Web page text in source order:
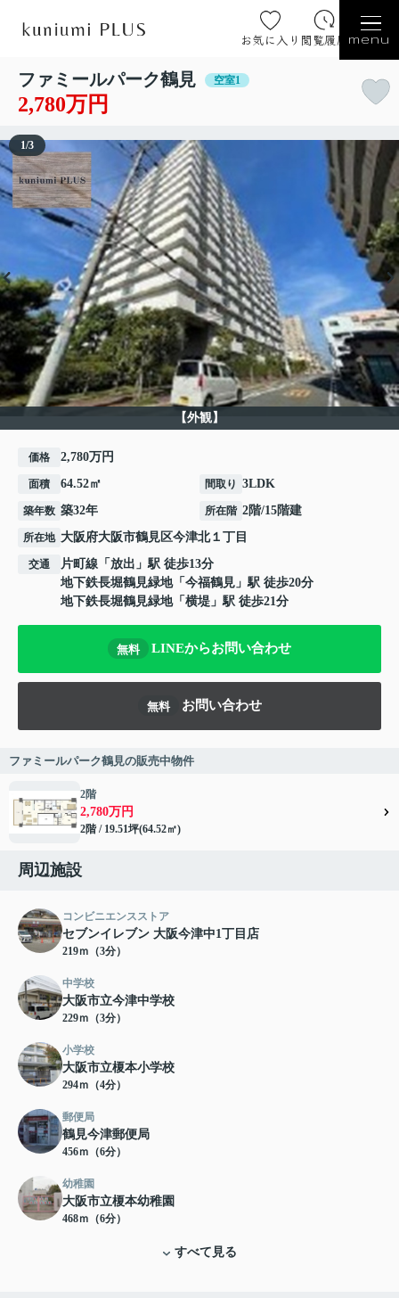
お気に入り 閲覧履歴 menu
ファミールパーク鶴見 空室1
2,780万円
【外観】
1/3
価格 2,780万円
面積 64.52㎡ 間取り 3LDK
築年数 築32年 所在階 2階/15階建
所在地 大阪府大阪市鶴見区今津北１丁目
交通 片町線 「 放出 」駅 徒歩13分
地下鉄長堀鶴見緑地「 今福鶴見 」駅 徒歩20分
地下鉄長堀鶴見緑地「 横堤 」駅 徒歩21分
無料 LINEからお問い合わせ
無料 お問い合わせ
ファミールパーク鶴見の販売中物件
2階
2,780万円
2階 / 19.51坪(64.52㎡)
周辺施設
コンビニエンスストア
セブンイレブン 大阪今津中1丁目店
219ｍ（3分）
中学校
大阪市立今津中学校
229ｍ（3分）
小学校
大阪市立榎本小学校
294ｍ（4分）
郵便局
鶴見今津郵便局
456ｍ（6分）
幼稚園
大阪市立榎本幼稚園
468ｍ（6分）
すべて見る